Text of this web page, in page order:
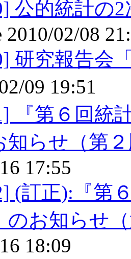
公的統計の
2010/02/08
研究報告会
09 19:51
『第６回統
知らせ（第
17:55
(訂正):『第
のお知らせ
18:09